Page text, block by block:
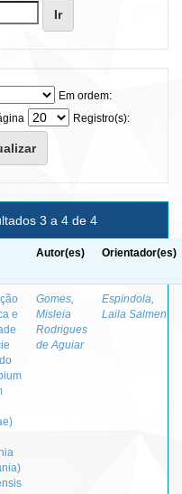
Em ordem:
Registro(s):
3 a 4 de 4
Autor(es) Orientador(es)
e
Gomes,
Misleia
Rodrigues
de Aguiar
Espindola,
Laila Salmen